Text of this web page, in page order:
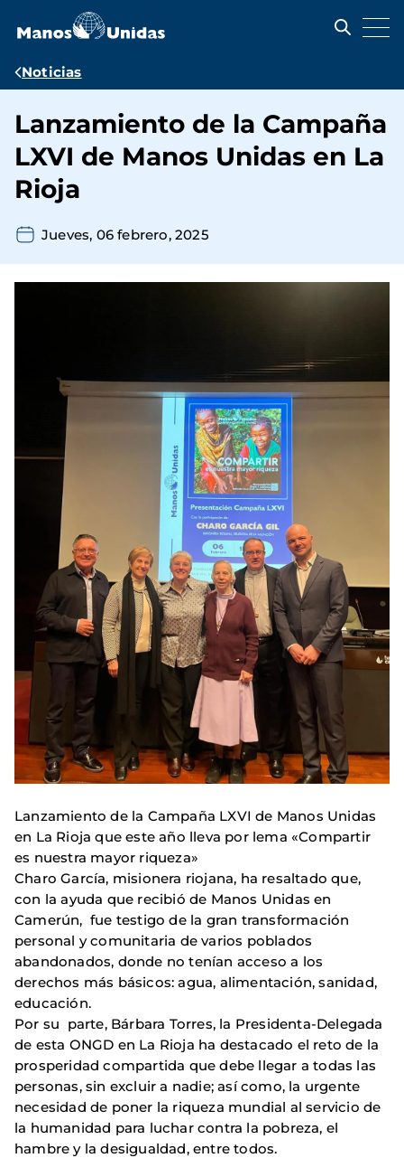
contenido
Ruta
navegación
Noticias
Lanzamiento de la Campaña
LXVI de Manos Unidas en La
Rioja
Jueves, 06 febrero, 2025
Lanzamiento de la Campaña LXVI de Manos Unidas
en La Rioja que este año lleva por lema «Compartir
es nuestra mayor riqueza»
Charo García, misionera riojana, ha resaltado que,
con la ayuda que recibió de Manos Unidas en
Camerún, fue testigo de la gran transformación
personal y comunitaria de varios poblados
abandonados, donde no tenían acceso a los
derechos más básicos: agua, alimentación, sanidad,
educación.
Por su parte, Bárbara Torres, la Presidenta-Delegada
de esta ONGD en La Rioja ha destacado el reto de la
prosperidad compartida que debe llegar a todas las
personas, sin excluir a nadie; así como, la urgente
necesidad de poner la riqueza mundial al servicio de
la humanidad para luchar contra la pobreza, el
hambre y la desigualdad, entre todos.